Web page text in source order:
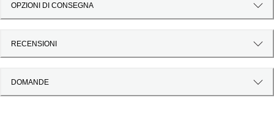
OPZIONI DI CONSEGNA
RECENSIONI
DOMANDE